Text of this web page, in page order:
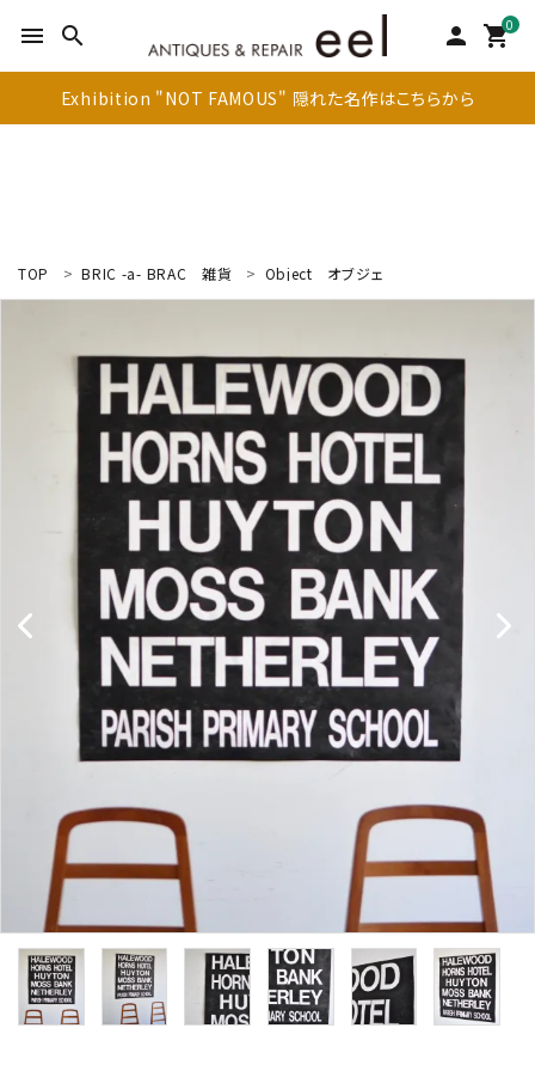
menu search person 0
shopping_cart
Exhibition "NOT FAMOUS" 隠れた名作はこちらから
search
アイテムを探す
テーブル
キャビネット
チェア
ソファ
照明
ドア
雑貨
その他
BRAND
TOP BRIC -a- BRAC 雑貨 Object オブジェ